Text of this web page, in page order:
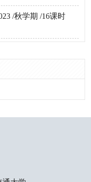
/秋学期 /16课时